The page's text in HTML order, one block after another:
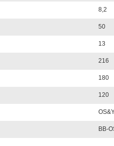
8,2
50
13
216
180
120
BB-